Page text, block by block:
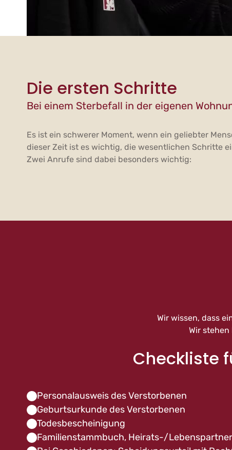
Die ersten Schritte
Bei einem Sterbefall in der eigenen
Es ist ein schwerer Moment, wenn ein geliebter
dieser Zeit ist es wichtig, die wesentlichen Schritte
Zwei Anrufe sind dabei besonders wichtig:
Wir wissen, dass
Wir
Checkliste
Personalausweis des Verstorbenen
Geburtsurkunde des Verstorbenen
Todesbescheinigung
Familienstammbuch, Heirats-/